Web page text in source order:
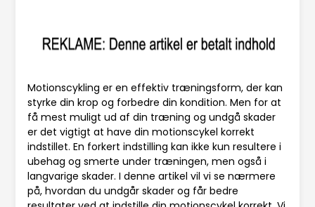
Motionscykling er en effektiv træningsform, der kan
styrke din krop og forbedre din kondition. Men for at
få mest muligt ud af din træning og undgå skader
er det vigtigt at have din motionscykel korrekt
indstillet. En forkert indstilling kan ikke kun resultere i
ubehag og smerte under træningen, men også i
langvarige skader. I denne artikel vil vi se nærmere
på, hvordan du undgår skader og får bedre